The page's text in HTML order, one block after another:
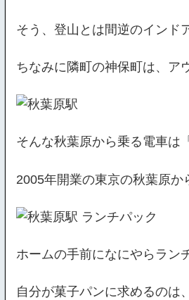
そう、登山とは間逆のインド
ちなみに隣町の神保町は、ア
そんな秋葉原から乗る電車は「
2005年開業の東京の秋葉原か
ホームの手前になにやらラン
自分が菓子パンに求めるのは